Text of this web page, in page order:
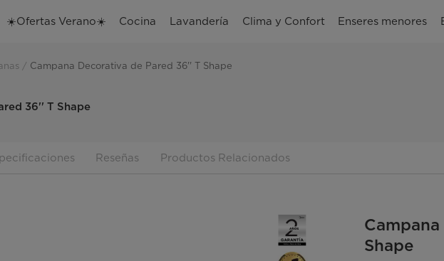
☀️Ofertas Verano☀️ Cocina Lavandería Clima y Confort Enseres menores
Campana Decorativa de Pared 36'' T Shape
36'' T Shape
Reseñas Productos Relacionados
Shape